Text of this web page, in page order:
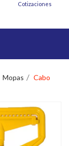
Cotizaciones
Mopas
Cabo